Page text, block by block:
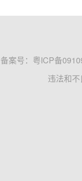
备案号： 粤ICP备
违法和